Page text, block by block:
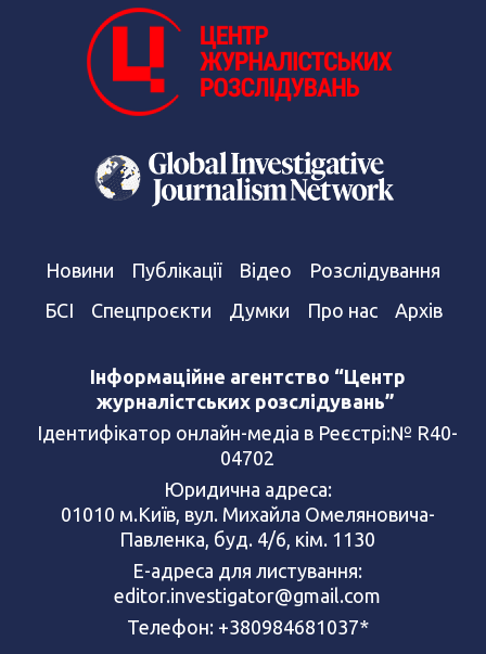
Новини Публікації Відео
Розслідування
БСІ
Спецпроєкти Думки Про нас Архів
Інформаційне агентство “Центр
журналістських розслідувань”
Ідентифікатор онлайн-медіа в Реєстрі:№ R40-
04702
Юридична адреса:
01010 м.Київ, вул. Михайла Омеляновича-
Павленка, буд. 4/6, кім. 1130
Е-адреса для листування:
editor.investigator@gmail.com
Телефон: +380984681037*